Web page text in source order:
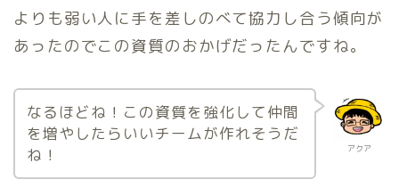
よりも弱い人に手を差しのべて協力し合う傾向が
あったのでこの資質のおかげだったんですね。
アクア
なるほどね！この資質を強化して仲間
を増やしたらいいチームが作れそうだ
ね！